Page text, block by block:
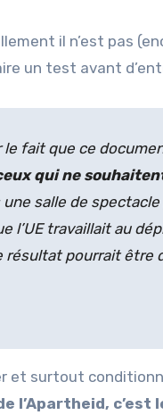
il n’est pas
un test avant
fait que ce
qui ne
une salle de spectacle
l’UE travaillait au
pourrait être
et surtout
l’Apartheid, c’est